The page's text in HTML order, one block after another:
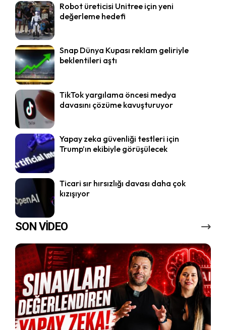
Robot üreticisi Unitree için yeni
değerleme hedefi
Snap Dünya Kupası reklam geliriyle
beklentileri aştı
TikTok yargılama öncesi medya
davasını çözüme kavuşturuyor
Yapay zeka güvenliği testleri için
Trump’ın ekibiyle görüşülecek
Ticari sır hırsızlığı davası daha çok
kızışıyor
SON VİDEO